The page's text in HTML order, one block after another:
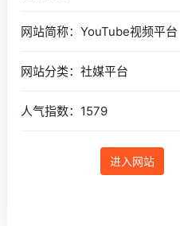
网站简称：YouTube视频平台
网站分类：社媒平台
人气指数：1579
进入网站